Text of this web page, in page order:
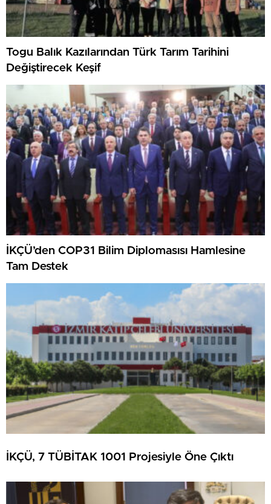
Togu Balık Kazılarından Türk Tarım Tarihini
Değiştirecek Keşif
İKÇÜ’den COP31 Bilim Diplomasısı Hamlesine
Tam Destek
İKÇÜ, 7 TÜBİTAK 1001 Projesiyle Öne Çıktı